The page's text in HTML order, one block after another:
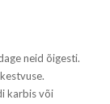
neid õigesti.
karbis või